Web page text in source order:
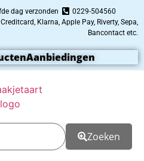
dag verzonden
0229-504560
Klarna, Apple Pay, Riverty, Sepa,
Bancontact etc.
Aanbiedingen
Zoeken